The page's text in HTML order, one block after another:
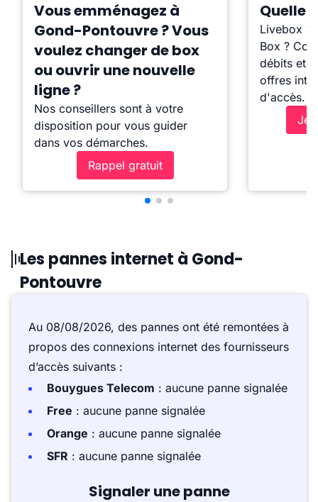
Vous emménagez à
Gond-Pontouvre ? Vous
voulez changer de box
ou ouvrir une nouvelle
ligne ?
Nos conseillers sont à votre
disposition pour vous guider
dans vos démarches.
Rappel gratuit
Quelle
Livebox ?
Box ?
débits et
offres
d'accès.
Je
Les pannes internet à Gond-
Pontouvre
Au 08/08/2026, des pannes ont été remontées à
propos des connexions internet des fournisseurs
d’accès suivants :
Bouygues Telecom : aucune panne signalée
Free : aucune panne signalée
Orange : aucune panne signalée
SFR : aucune panne signalée
Signaler une panne